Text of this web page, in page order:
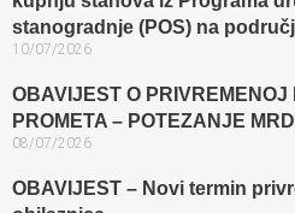
stanogradnje (POS) na
10/07/2026
OBAVIJEST O PRIVREMENOJ
PROMETA – POTEZANJE
08/07/2026
OBAVIJEST – Novi termin